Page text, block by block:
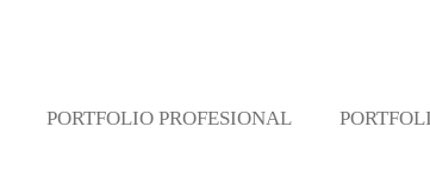
PORTFOLIO PROFESIONAL